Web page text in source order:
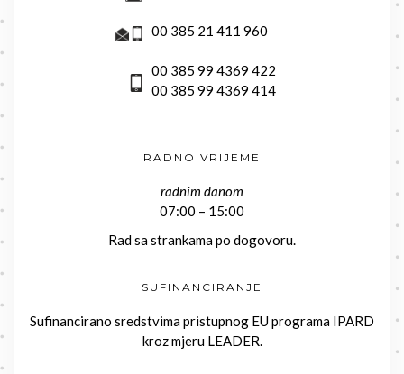
00 385 21 411 960
00 385 99 4369 422
00 385 99 4369 414
RADNO VRIJEME
radnim danom
07:00 – 15:00
Rad sa strankama po dogovoru.
SUFINANCIRANJE
Sufinancirano sredstvima pristupnog EU programa IPARD
kroz mjeru LEADER.